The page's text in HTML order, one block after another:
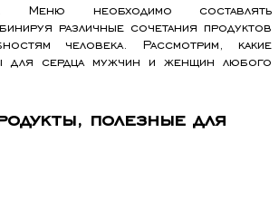
Меню необходимо составлять
различные сочетания продуктов
человека. Рассмотрим, какие
для сердца мужчин и женщин любого
полезные для